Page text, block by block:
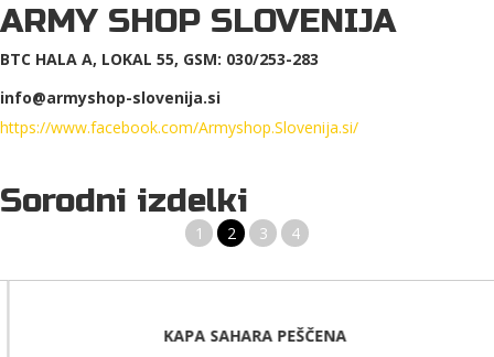
ARMY SHOP SLOVENIJA
BTC HALA A, LOKAL 55, GSM: 030/253-283
info@armyshop-slovenija.si
https://www.facebook.com/Armyshop.Slovenija.si/
Sorodni izdelki
1 2 3 4
KAPA SAHARA PEŠČENA